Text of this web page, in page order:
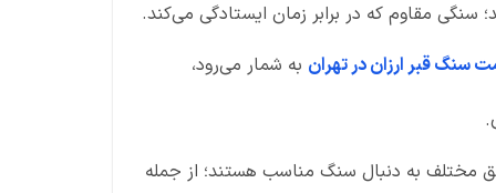
سنگی مقاوم که در برابر زمان ایستادگی می‌کند.
سنگ قبر ارزان در تهران به شمار می‌رود،
مختلف به دنبال سنگ مناسب هستند؛ از جمله